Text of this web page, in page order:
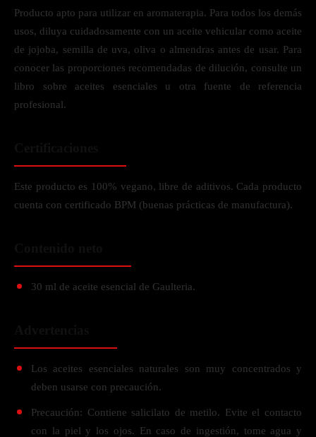
Producto apto para utilizar en aromaterapia. Para todos los demás
usos, diluya cuidadosamente con un aceite vehicular como aceite
de jojoba, semilla de uva, oliva o almendras antes de usar. Para
conocer las proporciones recomendadas de dilución, consulte un
libro sobre aceites esenciales u otra fuente de referencia
profesional.
Este producto es 100% vegano, libre de aditivos. Cada producto
cuenta con certificado BPM (buenas prácticas de manufactura).
30 ml de aceite esencial de Gaulteria.
Los aceites esenciales naturales son muy concentrados y
deben usarse con precaución.
Precaución: Contiene salicilato de metilo. Evite el contacto
con la piel y los ojos. En caso de ingestión, tome agua y